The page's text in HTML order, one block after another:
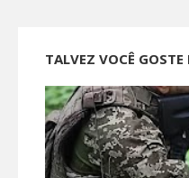
TALVEZ VOCÊ